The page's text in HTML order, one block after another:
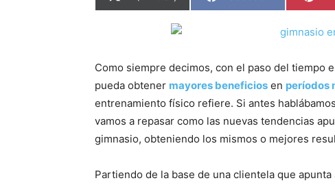
Como siempre decimos, con el paso del tiempo
pueda obtener mayores beneficios en períodos
entrenamiento físico refiere. Si antes
vamos a repasar como las nuevas tendencias
gimnasio, obteniendo los mismos o mejores
Partiendo de la base de una clientela que apunta